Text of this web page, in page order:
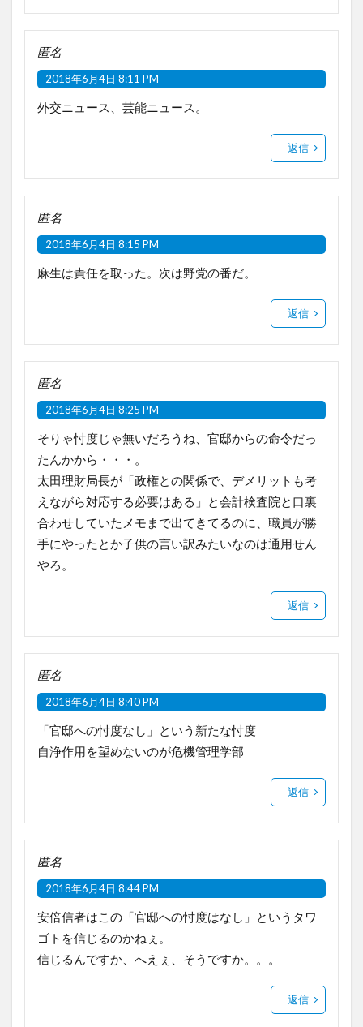
匿名
2018年6月4日 8:11 PM
外交ニュース、芸能ニュース。
返信
匿名
2018年6月4日 8:15 PM
麻生は責任を取った。次は野党の番だ。
返信
匿名
2018年6月4日 8:25 PM
そりゃ忖度じゃ無いだろうね、官邸からの命令だっ
たんかから・・・。
太田理財局長が「政権との関係で、デメリットも考
えながら対応する必要はある」と会計検査院と口裏
合わせしていたメモまで出てきてるのに、職員が勝
手にやったとか子供の言い訳みたいなのは通用せん
やろ。
返信
匿名
2018年6月4日 8:40 PM
「官邸への忖度なし」という新たな忖度
自浄作用を望めないのが危機管理学部
返信
匿名
2018年6月4日 8:44 PM
安倍信者はこの「官邸への忖度はなし」というタワ
ゴトを信じるのかねぇ。
信じるんですか、へえぇ、そうですか。。。
返信